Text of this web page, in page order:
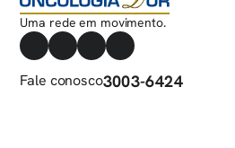
Uma rede em movimento.
Fale conosco3003-6424